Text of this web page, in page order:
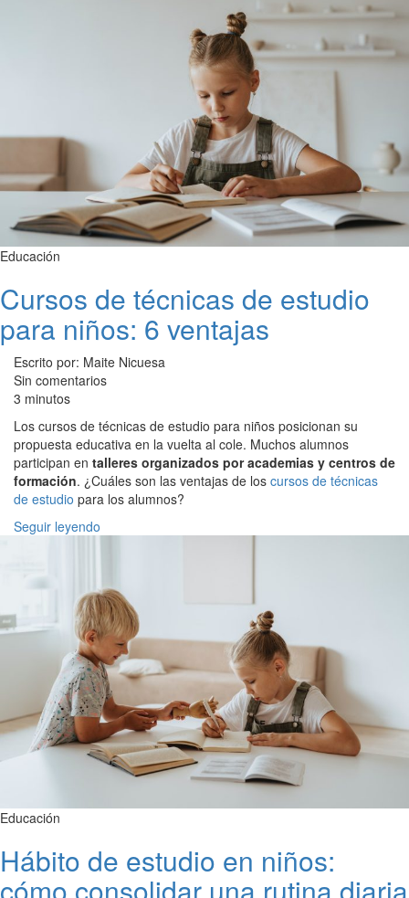
Educación
Cursos de técnicas de estudio
para niños: 6 ventajas
Escrito por: Maite Nicuesa
Sin comentarios
3 minutos
Los cursos de técnicas de estudio para niños posicionan su
propuesta educativa en la vuelta al cole. Muchos alumnos
participan en talleres organizados por academias y centros de
formación. ¿Cuáles son las ventajas de los cursos de técnicas
de estudio para los alumnos?
Seguir leyendo
Educación
Hábito de estudio en niños: